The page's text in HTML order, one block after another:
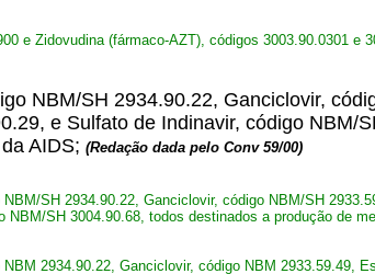
e Zidovudina (fármaco-AZT), códigos 3003.90.0301 e
NBM/SH 2934.90.22, Ganciclovir,
e Sulfato de Indinavir, código NBM/
AIDS; (Redação dada pelo Conv 59/00)
SH 2934.90.22, Ganciclovir, código NBM/SH
SH 3004.90.68, todos destinados a produção de
2934.90.22, Ganciclovir, código NBM 2933.59.49,